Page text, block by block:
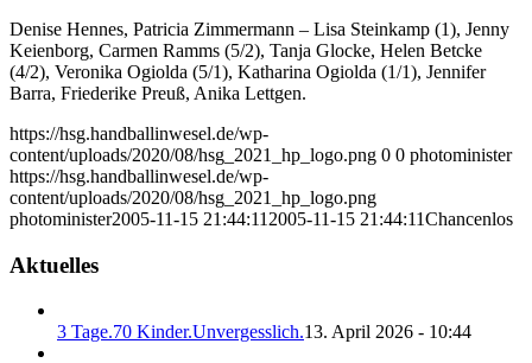
Denise Hennes, Patricia Zimmermann – Lisa Steinkamp (1), Jenny
Keienborg, Carmen Ramms (5/2), Tanja Glocke, Helen Betcke
(4/2), Veronika Ogiolda (5/1), Katharina Ogiolda (1/1), Jennifer
Barra, Friederike Preuß, Anika Lettgen.
https://hsg.handballinwesel.de/wp-
content/uploads/2020/08/hsg_2021_hp_logo.png 0 0 photominister
https://hsg.handballinwesel.de/wp-
content/uploads/2020/08/hsg_2021_hp_logo.png
photominister2005-11-15 21:44:11 2005-11-15 21:44:11Chancenlos
Aktuelles
3 Tage.70 Kinder.Unvergesslich.13. April 2026 - 10:44